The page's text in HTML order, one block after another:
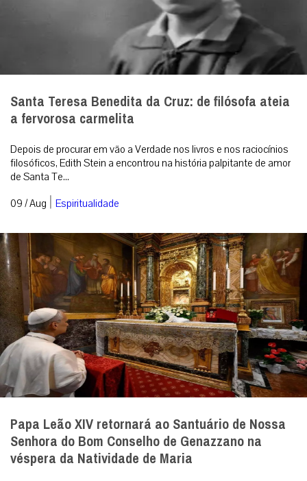
Santa Teresa Benedita da Cruz: de filósofa ateia
a fervorosa carmelita
Depois de procurar em vão a Verdade nos livros e nos raciocínios
filosóficos, Edith Stein a encontrou na história palpitante de amor
de Santa Te...
09 / Aug | Espiritualidade
Papa Leão XIV retornará ao Santuário de Nossa
Senhora do Bom Conselho de Genazzano na
véspera da Natividade de Maria